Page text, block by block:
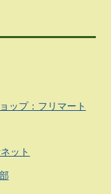
ップ：フリマート
ット